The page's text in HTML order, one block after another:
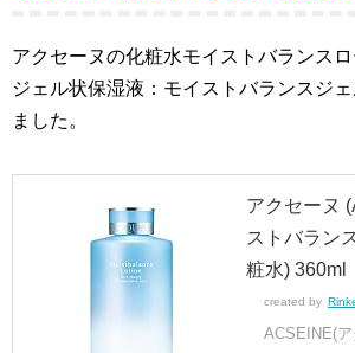
アクセーヌの化粧水モイストバランス
ジェル状保湿液：モイストバランスジ
ました。
アクセーヌ
ストバラン
粧水) 360ml
created by
ACSEINE(